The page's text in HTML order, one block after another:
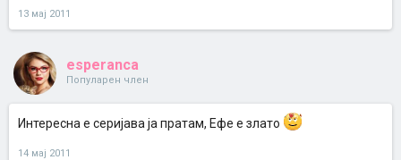
13 мај 2011
esperanca
Популарен член
Интересна е серијава ја пратам, Ефе е злато
14 мај 2011